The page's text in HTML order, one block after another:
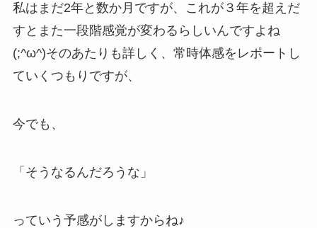
私はまだ2年と数か月ですが、これが３年を超えだ
すとまた一段階感覚が変わるらしいんですよね
(;^ω^)そのあたりも詳しく、常時体感をレポートし
ていくつもりですが、
今でも、
「そうなるんだろうな」
っていう予感がしますからね♪